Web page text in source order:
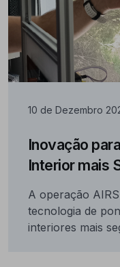
10 de Dezembro
Inovação
Interior mais
A operação
tecnologia de
interiores mais